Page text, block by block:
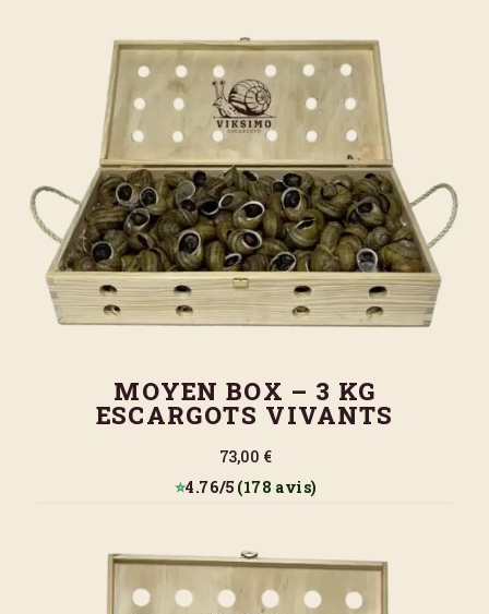
MOYEN BOX – 3 KG
ESCARGOTS VIVANTS
73,00 €
⭐4.76/5(178 avis)